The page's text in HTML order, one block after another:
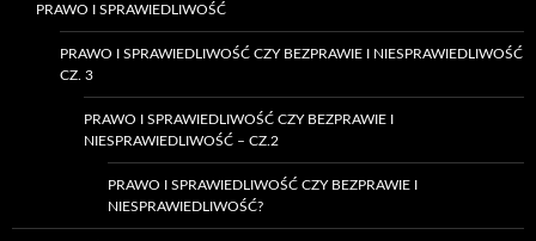
PRAWO I SPRAWIEDLIWOŚĆ
PRAWO I SPRAWIEDLIWOŚĆ CZY BEZPRAWIE I NIESPRAWIEDLIWOŚĆ
CZ. 3
PRAWO I SPRAWIEDLIWOŚĆ CZY BEZPRAWIE I
NIESPRAWIEDLIWOŚĆ – CZ.2
PRAWO I SPRAWIEDLIWOŚĆ CZY BEZPRAWIE I
NIESPRAWIEDLIWOŚĆ?